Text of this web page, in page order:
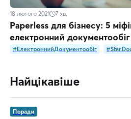
18 лютого 2021 7 хв.
Paperless для бізнесу: 5
електронний документообіг
#ЕлектроннийДокументообіг
Найцікавіше
Поради